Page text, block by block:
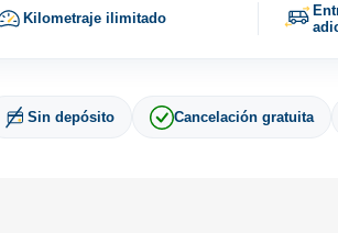
Kilometraje ilimitado
Sin depósito Cancelación gratuita